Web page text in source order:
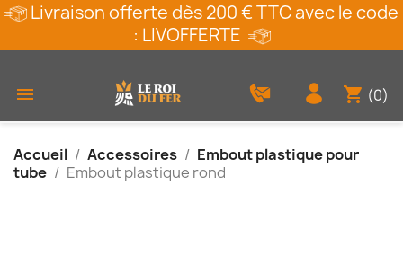
Livraison offerte dès 200 € TTC avec le code
: LIVOFFERTE
 shopping_cart (0)
Accueil Accessoires
Embout plastique pour
tube
Embout plastique rond